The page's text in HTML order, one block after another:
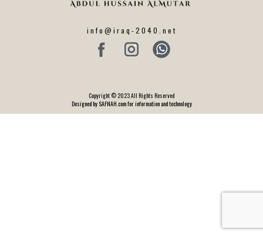
info@iraq-2040.net
Copyright © 2023 All Rights Reserved
Designed by SAFNAH.com for information and technology